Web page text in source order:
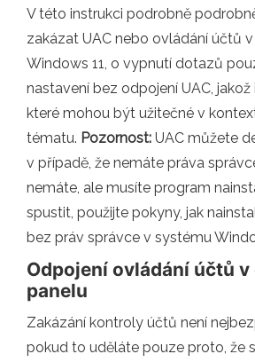
V této instrukci podrobně
zakázat UAC nebo ovládání účtů
Windows 11, o vypnutí dotazů
nastavení bez odpojení UAC,
které mohou být užitečné v
tématu. Pozornost: UAC můžete
v případě, že nemáte práva
nemáte, ale musíte program
spustit, použijte pokyny, jak
bez práv správce v systému
Odpojení ovládání účtů
panelu
Zakázání kontroly účtů není
pokud to uděláte pouze proto, že